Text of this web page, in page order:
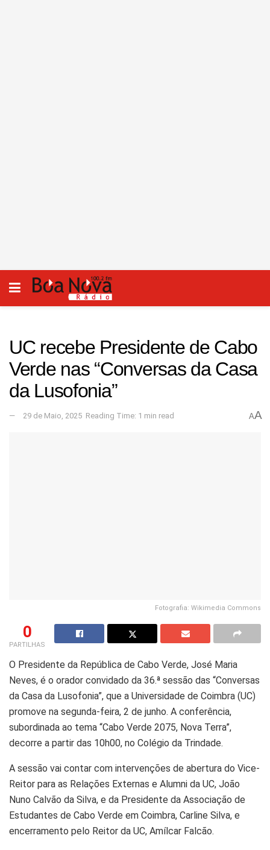
UC recebe Presidente de Cabo
Verde nas “Conversas da Casa
da Lusofonia”
29 de Maio, 2025 Reading Time: 1 min read AA
Fotografia: Wikimedia Commons
0
PARTILHAS
O Presidente da República de Cabo Verde, José Maria
Neves, é o orador convidado da 36.ª sessão das “Conversas
da Casa da Lusofonia”, que a Universidade de Coimbra (UC)
promove na segunda-feira, 2 de junho. A conferência,
subordinada ao tema “Cabo Verde 2075, Nova Terra”,
decorre a partir das 10h00, no Colégio da Trindade.
A sessão vai contar com intervenções de abertura do Vice-
Reitor para as Relações Externas e Alumni da UC, João
Nuno Calvão da Silva, e da Presidente da Associação de
Estudantes de Cabo Verde em Coimbra, Carline Silva, e
encerramento pelo Reitor da UC, Amílcar Falcão.